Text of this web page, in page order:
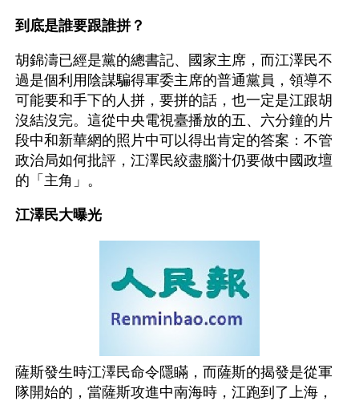
到底是誰要跟誰拼？
胡錦濤已經是黨的總書記、國家主席，而江澤民不
過是個利用陰謀騙得軍委主席的普通黨員，領導不
可能要和手下的人拼，要拼的話，也一定是江跟胡
沒結沒完。這從中央電視臺播放的五、六分鐘的片
段中和新華網的照片中可以得出肯定的答案：不管
政治局如何批評，江澤民絞盡腦汁仍要做中國政壇
的「主角」。
江澤民大曝光
薩斯發生時江澤民命令隱瞞，而薩斯的揭發是從軍
隊開始的，當薩斯攻進中南海時，江跑到了上海，